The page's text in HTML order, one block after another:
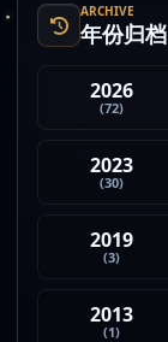
ARCHIVE
年份归档
2026
(72)
2023
(30)
2019
(3)
2013
(1)